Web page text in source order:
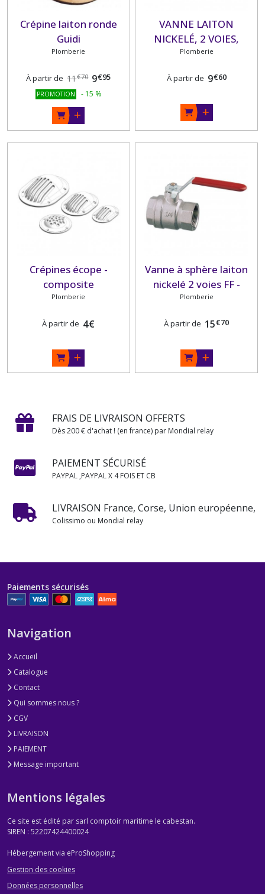
Crépine laiton ronde
Guidi
Plomberie
À partir de 11€70 9€95
PROMOTION - 15 %
VANNE LAITON
NICKELÉ, 2 VOIES,
FEMELLE/FEMELLE
Plomberie
À partir de 9€60
Crépines écope -
composite
Plomberie
À partir de 4€
Vanne à sphère laiton
nickelé 2 voies FF -
PN50/16 Guidi
Plomberie
À partir de 15€70
FRAIS DE LIVRAISON OFFERTS
Dès 200 € d'achat ! (en france) par Mondial relay
PAIEMENT SÉCURISÉ
PAYPAL ,PAYPAL X 4 FOIS ET CB
LIVRAISON France, Corse, Union européenne,
Colissimo ou Mondial relay
Paiements sécurisés
Navigation
Accueil
Catalogue
Contact
Qui sommes nous ?
CGV
LIVRAISON
PAIEMENT
Message important
Mentions légales
Ce site est édité par sarl comptoir maritime le cabestan.
SIREN : 52207424400024
Hébergement via eProShopping
Gestion des cookies
Données personnelles